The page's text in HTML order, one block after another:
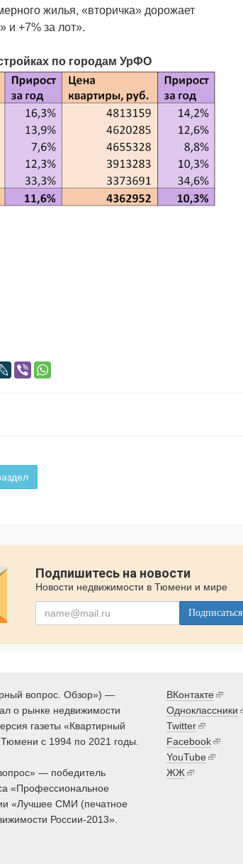
жилья, «вторичка» дорожает
и +7% за лот».
по городам УрФО
Подпишитесь на новости
Новости недвижимости в Тюмени и мире
Подписаться
вопрос. Обзор») —
о рынке недвижимости
газеты «Квартирный
с 1994 по 2021 годы.
— победитель
«Профессиональное
«Лучшее СМИ (печатное
России-2013».
ВКонтакте
Одноклассники
Twitter
Facebook
YouTube
ЖЖ